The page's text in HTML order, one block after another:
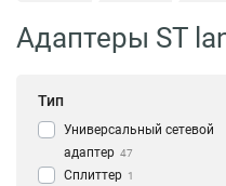
Адаптеры ST
Тип
Универсальный сетевой
адаптер 47
Сплиттер 1